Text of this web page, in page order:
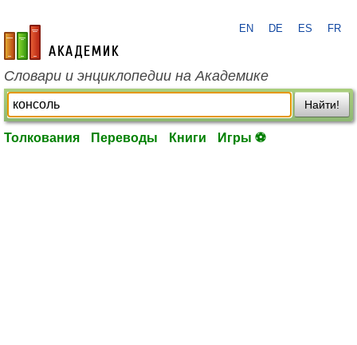
academic.ru
EN DE ES FR
Словари и энциклопедии на Академике
Найти!
Толкования Переводы Книги Игры ⚽